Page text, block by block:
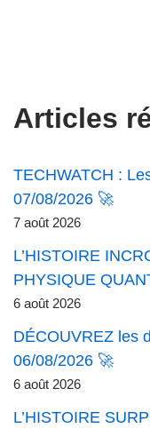
Articles
TECHWATCH :
07/08/2026 🚀
7 août 2026
L’HISTOIRE
PHYSIQUE
6 août 2026
DÉCOUVREZ les
06/08/2026 🚀
6 août 2026
L’HISTOIRE